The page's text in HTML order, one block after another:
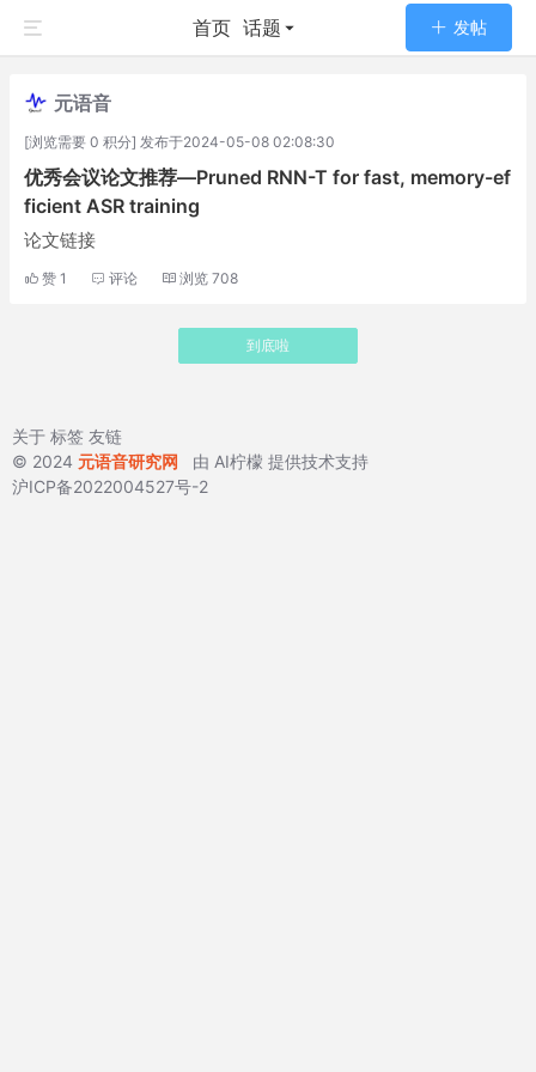
首页 话题 发帖
元语音
[浏览需要 0 积分] 发布于2024-05-08 02:08:30
优秀会议论文推荐—Pruned RNN-T for fast, memory-ef
ficient ASR training
论文链接
赞 1 评论 浏览 708
到底啦
关于 标签 友链
© 2024 元语音研究网 由 AI柠檬 提供技术支持
沪ICP备2022004527号-2